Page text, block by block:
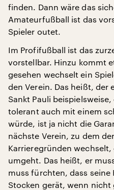
finden. Dann wäre das
Amateurfußball ist das
Spieler outet.
Im Profifußball ist das
vorstellbar. Hinzu kommt
gesehen wechselt ein
den Verein. Das heißt, der
Sankt Pauli
tolerant auch mit einem
würde, ist ja nicht die
nächste Verein, zu dem
Karrieregründen
umgeht. Das heißt, er
muss fürchten, dass seine
Stocken gerät, wenn nicht